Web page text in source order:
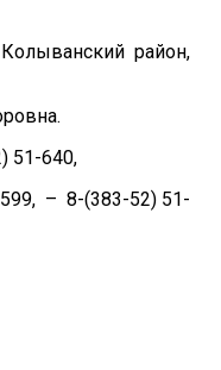
район,
51-640,
– 8-(383-52) 51-